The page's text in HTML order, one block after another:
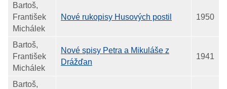
Bartoš,
František
Michálek
Nové rukopisy Husových postil 1950
Bartoš,
František
Michálek
Nové spisy Petra a Mikuláše z
Drážďan
1941
Bartoš,